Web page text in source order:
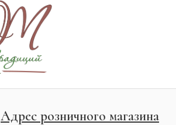
Адрес розничного магазина